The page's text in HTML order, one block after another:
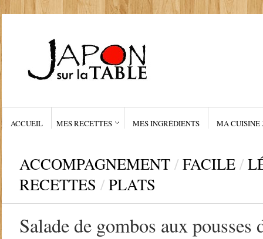
ACCUEIL MES RECETTES MES INGRÉDIENTS MA CUISINE
ACCOMPAGNEMENT / FACILE /
RECETTES / PLATS
Salade de gombos aux